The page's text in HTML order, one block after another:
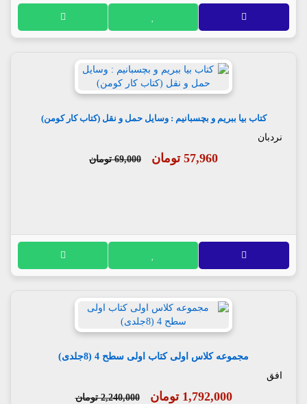
کتاب بیا ببریم و بچسبانیم : وسایل حمل و نقل (کتاب کار کومن)
نردبان
57,960 تومان 69,000 تومان
مجموعه کلاس اولی کتاب اولی سطح 4 (8جلدی)
افق
1,792,000 تومان 2,240,000 تومان